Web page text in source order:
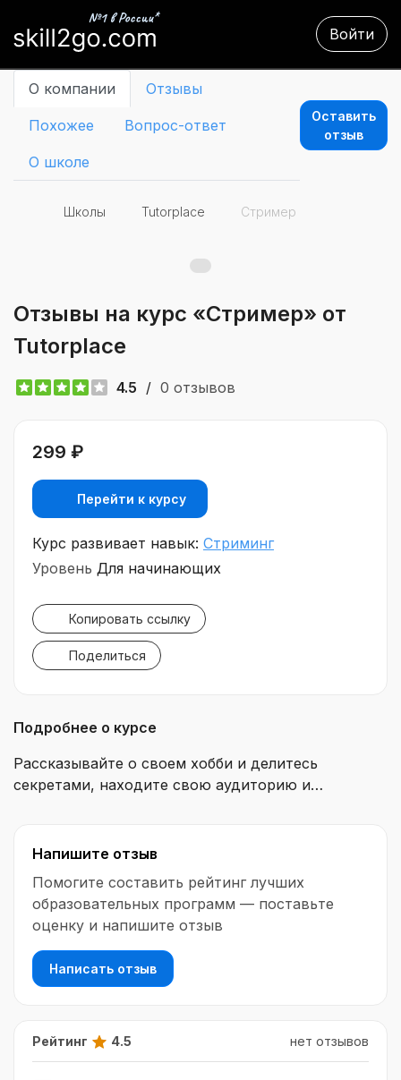
Войти
О компании Отзывы
Похожее Вопрос-ответ
О школе
Оставить
отзыв
Школы Tutorplace Стример
Отзывы на курс «Стример» от
Tutorplace
4.5 / 0 отзывов
299 ₽
Перейти к курсу
Курс развивает навык: Стриминг
Уровень Для начинающих
Копировать ссылку
Поделиться
Подробнее о курсе
Рассказывайте о своем хобби и делитесь
секретами, находите свою аудиторию и
Напишите отзыв
Помогите составить рейтинг лучших
образовательных программ — поставьте
оценку и напишите отзыв
Написать отзыв
Рейтинг 4.5 нет отзывов